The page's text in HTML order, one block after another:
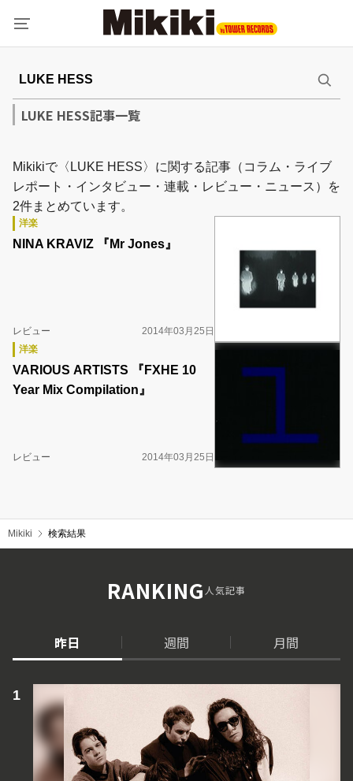
LUKE HESS記事一覧
Mikikiで〈LUKE HESS〉に関する記事（コラム・ライブ
レポート・インタビュー・連載・レビュー・ニュース）を
2件まとめています。
洋楽
NINA KRAVIZ 『Mr Jones』
レビュー
2014年03月25日
洋楽
VARIOUS ARTISTS 『FXHE 10
Year Mix Compilation』
レビュー 2014年03月25日
Mikiki 検索結果
RANKING人気記事
昨日 週間 月間